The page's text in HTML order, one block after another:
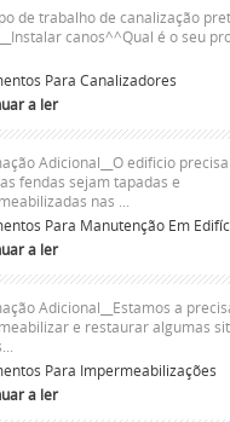
de trabalho de canalização
canos^^Qual é o seu
Para Canalizadores
a ler
Adicional__O edificio
fendas sejam tapadas e
nas ...
Para Manutenção Em
a ler
Adicional__Estamos a
e restaurar algumas
Para Impermeabilizações
a ler